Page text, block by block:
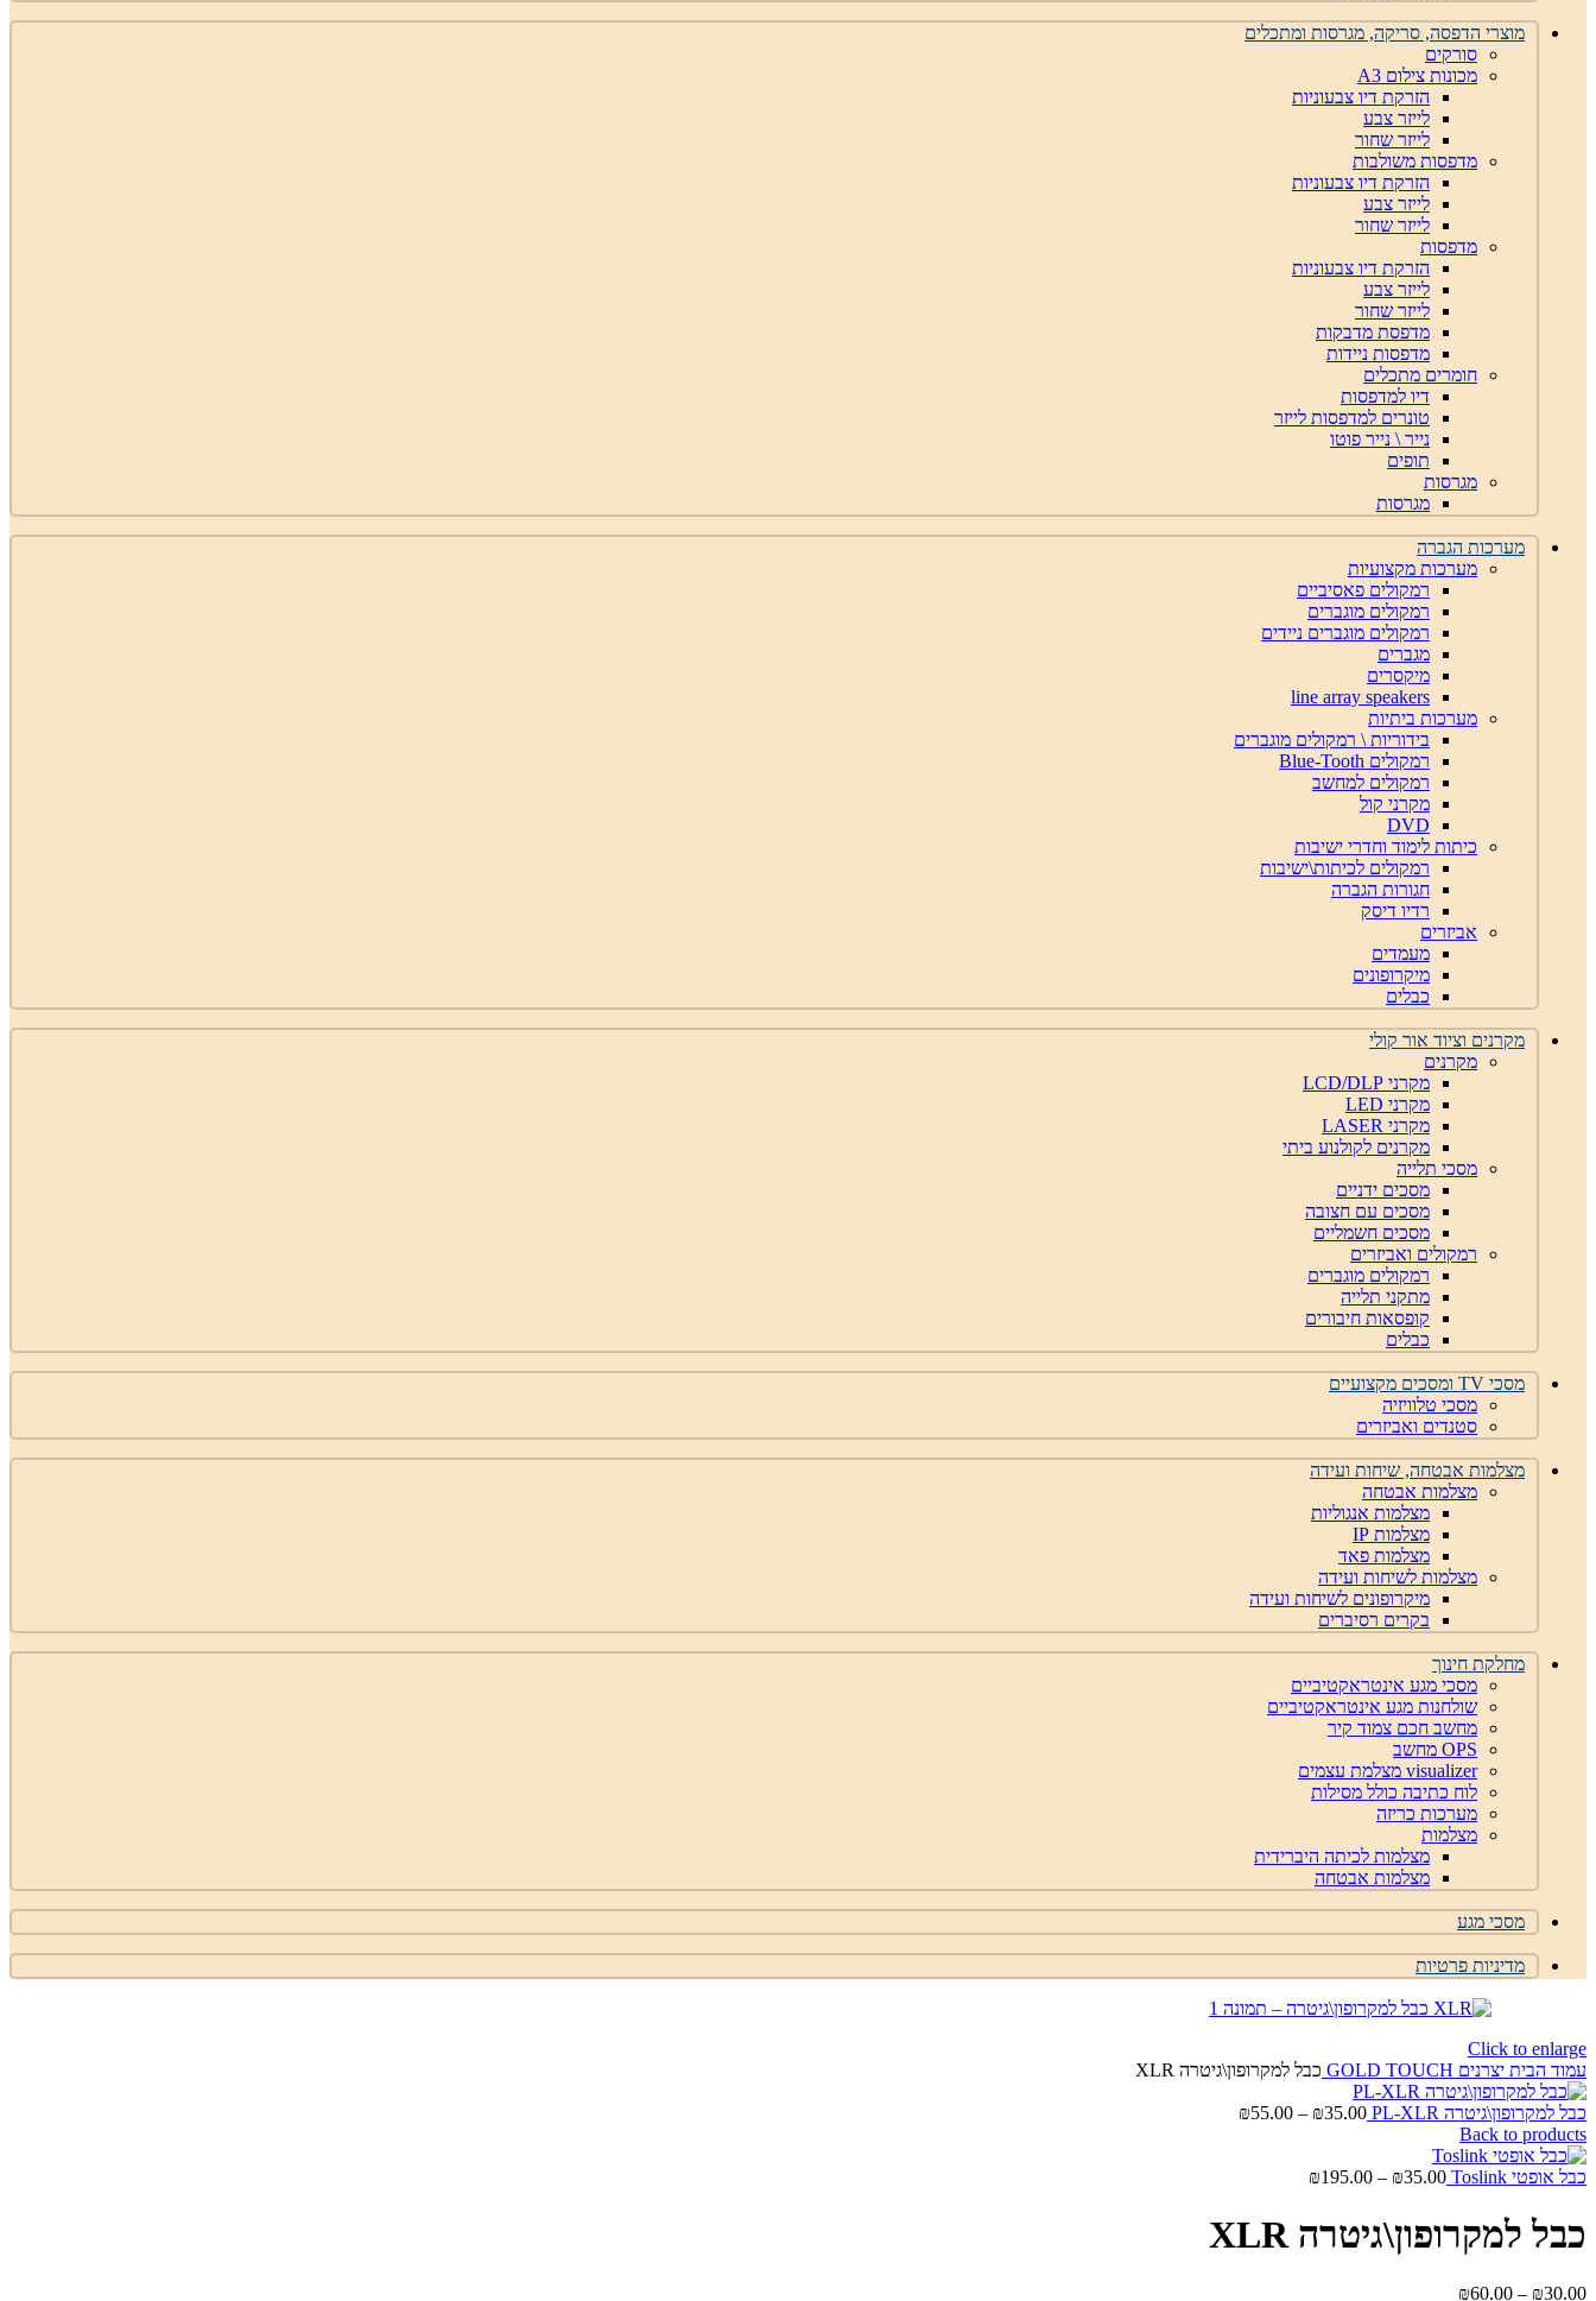
מוצרי הדפסה, סריקה, מגרסות ומתכלים
סורקים
מכונות צילום A3
הזרקת דיו צבעוניות
לייזר צבע
לייזר שחור
מדפסות משולבות
הזרקת דיו צבעוניות
לייזר צבע
לייזר שחור
מדפסות
הזרקת דיו צבעוניות
לייזר צבע
לייזר שחור
מדפסת מדבקות
מדפסות ניידות
חומרים מתכלים
דיו למדפסות
טונרים למדפסות לייזר
נייר \ נייר פוטו
תופים
מגרסות
מגרסות
מערכות הגברה
מערכות מקצועיות
רמקולים פאסיביים
רמקולים מוגברים
רמקולים מוגברים ניידים
מגברים
מיקסרים
line array speakers
מערכות ביתיות
בידוריות \ רמקולים מוגברים
רמקולים Blue-Tooth
רמקולים למחשב
מקרני קול
DVD
כיתות לימוד וחדרי ישיבות
רמקולים לכיתות\ישיבות
חגורות הגברה
רדיו דיסק
אביזרים
מעמדים
מיקרופונים
כבלים
מקרנים וציוד אור קולי
מקרנים
מקרני LCD/DLP
מקרני LED
מקרני LASER
מקרנים לקולנוע ביתי
מסכי תלייה
מסכים ידניים
מסכים עם חצובה
מסכים חשמליים
רמקולים ואביזרים
רמקולים מוגברים
מתקני תלייה
קופסאות חיבורים
כבלים
מסכי TV ומסכים מקצועיים
מסכי טלוויזיה
סטנדים ואביזרים
מצלמות אבטחה, שיחות ועידה
מצלמות אבטחה
מצלמות אנגוליות
מצלמות IP
מצלמות פאד
מצלמות לשיחות ועידה
מיקרופונים לשיחות ועידה
בקרים רסיברים
מחלקת חינוך
מסכי מגע אינטראקטיביים
שולחנות מגע אינטראקטיביים
מחשב חכם צמוד קיר
OPS מחשב
visualizer מצלמת עצמים
לוח כתיבה כולל מסילות
מערכות כריזה
מצלמות
מצלמות לכיתה היברידית
מצלמות אבטחה
מסכי מגע
מדיניות פרטיות
Click to enlarge
עמוד הבית יצרנים GOLD TOUCH כבל למקרופון\גיטרה XLR
כבל למקרופון\גיטרה PL-XLR ₪35.00
–
₪55.00
Back to products
כבל אופטי Toslink ₪35.00
–
₪195.00
עד
כבל למקרופון\גיטרה XLR
₪30.00
–
₪60.00